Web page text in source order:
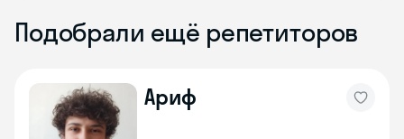
Подобрали ещё репетиторов
Ариф